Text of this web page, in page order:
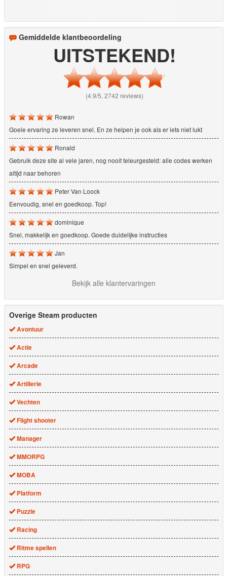
Gemiddelde klantbeoordeling
UITSTEKEND!
(4.9/5, 2742 reviews)
Rowan
Goeie ervaring ze leveren snel. En ze helpen je ook als er iets niet lukt
Ronald
Gebruik deze site al vele jaren, nog nooit teleurgesteld: alle codes werken
altijd naar behoren
Peter Van Loock
Eenvoudig, snel en goedkoop. Top!
dominique
Snel, makkelijk en goedkoop. Goede duidelijke instructies
Jan
Simpel en snel geleverd.
Bekijk alle klantervaringen
Overige Steam producten
Avontuur
Actie
Arcade
Artillerie
Vechten
Flight shooter
Manager
MMORPG
MOBA
Platform
Puzzle
Racing
Ritme spellen
RPG